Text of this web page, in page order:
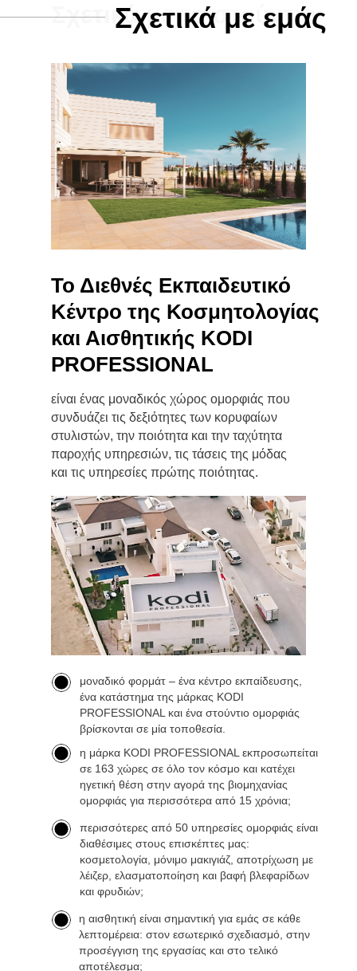
Σχετικά με το στούντιο
Σχετικά με εμάς
Το Διεθνές Εκπαιδευτικό
Κέντρο της Κοσμητολογίας
και Αισθητικής KODI
PROFESSIONAL
είναι ένας μοναδικός χώρος ομορφιάς που
συνδυάζει τις δεξιότητες των κορυφαίων
στυλιστών, την ποιότητα και την ταχύτητα
παροχής υπηρεσιών, τις τάσεις της μόδας
και τις υπηρεσίες πρώτης ποιότητας.
η μάρκα KODI PROFESSIONAL εκπροσωπείται
σε 163 χώρες σε όλο τον κόσμο και κατέχει
ηγετική θέση στην αγορά της βιομηχανίας
ομορφιάς για περισσότερα από 15 χρόνια;
η αισθητική είναι σημαντική για εμάς σε κάθε
λεπτομέρεια: στον εσωτερικό σχεδιασμό, στην
προσέγγιση της εργασίας και στο τελικό
αποτέλεσμα;
μοναδικό φορμάτ – ένα κέντρο εκπαίδευσης,
ένα κατάστημα της µάρκας KODI
PROFESSIONAL και ένα στούντιο ομορφιάς
βρίσκονται σε μία τοποθεσία.
περισσότερες από 50 υπηρεσίες ομορφιάς είναι
διαθέσιμες στους επισκέπτες μας:
κοσμετολογία, μόνιμο μακιγιάζ, αποτρίχωση με
λέιζερ, ελασματοποίηση και βαφή βλεφαρίδων
και φρυδιών;